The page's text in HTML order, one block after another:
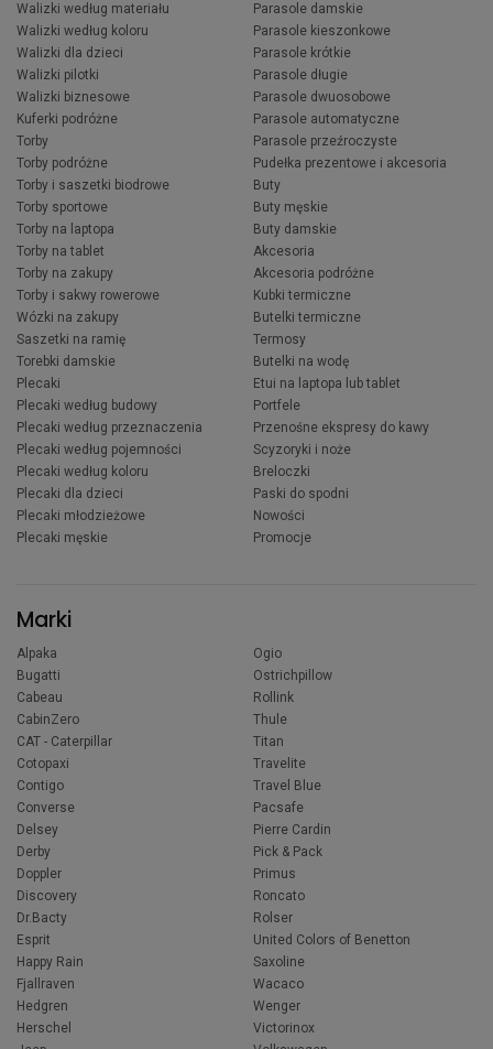
Walizki według materiału
Walizki według koloru
Walizki dla dzieci
Walizki pilotki
Walizki biznesowe
Kuferki podróżne
Torby
Torby podróżne
Torby i saszetki biodrowe
Torby sportowe
Torby na laptopa
Torby na tablet
Torby na zakupy
Torby i sakwy rowerowe
Wózki na zakupy
Saszetki na ramię
Torebki damskie
Plecaki
Plecaki według budowy
Plecaki według przeznaczenia
Plecaki według pojemności
Plecaki według koloru
Plecaki dla dzieci
Plecaki młodzieżowe
Plecaki męskie
Parasole damskie
Parasole kieszonkowe
Parasole krótkie
Parasole długie
Parasole dwuosobowe
Parasole automatyczne
Parasole przeźroczyste
Pudełka prezentowe i akcesoria
Buty
Buty męskie
Buty damskie
Akcesoria
Akcesoria podróżne
Kubki termiczne
Butelki termiczne
Termosy
Butelki na wodę
Etui na laptopa lub tablet
Portfele
Przenośne ekspresy do kawy
Scyzoryki i noże
Breloczki
Paski do spodni
Nowości
Promocje
Marki
Alpaka
Bugatti
Cabeau
CabinZero
CAT - Caterpillar
Cotopaxi
Contigo
Converse
Delsey
Derby
Doppler
Discovery
Dr.Bacty
Esprit
Happy Rain
Fjallraven
Hedgren
Herschel
Ogio
Ostrichpillow
Rollink
Thule
Titan
Travelite
Travel Blue
Pacsafe
Pierre Cardin
Pick & Pack
Primus
Roncato
Rolser
United Colors of Benetton
Saxoline
Wacaco
Wenger
Victorinox